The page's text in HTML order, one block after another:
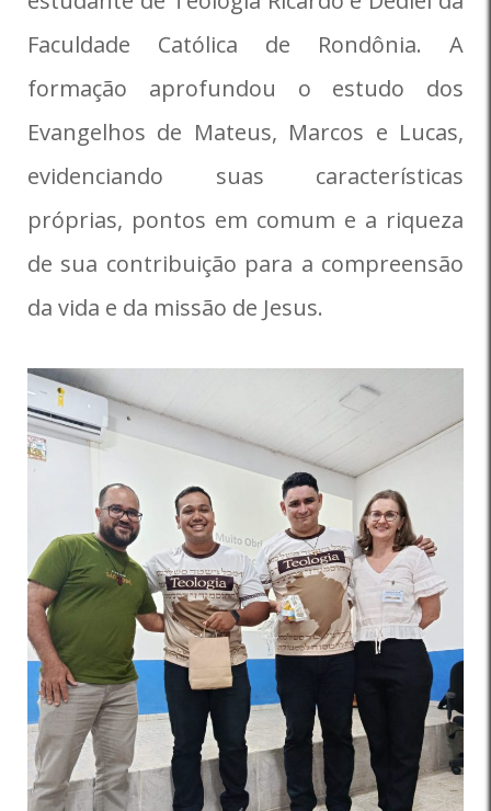
Faculdade Católica de Rondônia. A
formação aprofundou o estudo dos
Evangelhos de Mateus, Marcos e Lucas,
evidenciando suas características
próprias, pontos em comum e a riqueza
de sua contribuição para a compreensão
da vida e da missão de Jesus.